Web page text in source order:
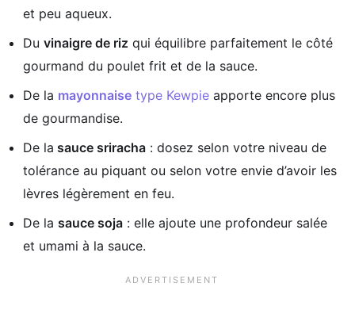
et peu aqueux.
Du vinaigre de riz qui équilibre parfaitement le côté
gourmand du poulet frit et de la sauce.
De la mayonnaise type Kewpie apporte encore plus
de gourmandise.
De la sauce sriracha : dosez selon votre niveau de
tolérance au piquant ou selon votre envie d’avoir les
lèvres légèrement en feu.
De la sauce soja : elle ajoute une profondeur salée
et umami à la sauce.